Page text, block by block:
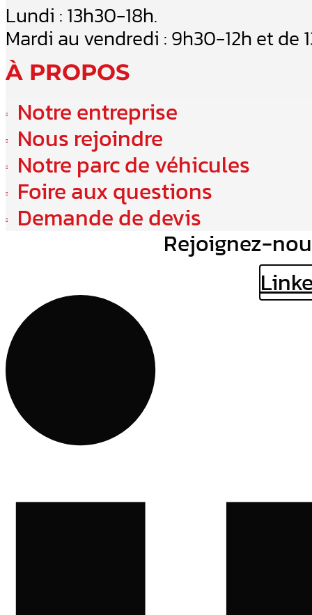
Lundi : 13h30-18h.
Mardi au vendredi : 9h30-12h et de
À PROPOS
Notre entreprise
Nous rejoindre
Notre parc de véhicules
Foire aux questions
Demande de devis
Rejoignez-